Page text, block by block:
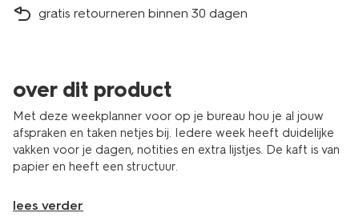
gratis retourneren binnen 30 dagen
over dit product
Met deze weekplanner voor op je bureau hou je al jouw
afspraken en taken netjes bij. Iedere week heeft duidelijke
vakken voor je dagen, notities en extra lijstjes. De kaft is van
papier en heeft een structuur.
lees verder